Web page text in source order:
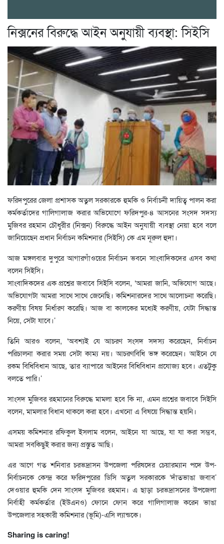
নিক্সনের বিরুদ্ধে আইন অনুযায়ী ব্যবস্থা: সিইসি
ফরিদপুরের জেলা প্রশাসক অতুল সরকারকে হুমকি ও নির্বাচনী দায়িত্ব পালন করা
কর্মকর্তাদের গালিগালাজ করার অভিযোগে ফরিদপুর-৪ আসনের সংসদ সদস্য
মুজিবর রহমান চৌধুরীর (নিক্সন) বিরুদ্ধে আইন অনুযায়ী ব্যবস্থা নেয়া হবে বলে
জানিয়েছেন প্রধান নির্বাচন কমিশনার (সিইসি) কে এম নূরুল হুদা।
আজ মঙ্গলবার দুপুরে আগারগাঁওয়ের নির্বাচন ভবনে সাংবাদিকদের এসব কথা
বলেন সিইসি।
সাংবাদিকদের এক প্রশ্নের জবাবে সিইসি বলেন, ‘আমরা জানি, অভিযোগ আছে।
অভিযোগটা আমরা সাথে সাথে জেনেছি। কমিশনারদের সাথে আলোচনা করেছি।
করণীয় বিষয় নির্ধারণ করেছি। আজ বা কালকের মধ্যেই করণীয়, যেটা সিদ্ধান্ত
নিয়ে, সেটা যাবে।’
তিনি আরও বলেন, ‘অবশ্যই যে আচরণ সংসদ সদস্য করেছেন, নির্বাচন
পরিচালনা করার সময় সেটা কাম্য নয়। আচরণবিধি ভঙ্গ করেছেন। আইনে যে
রকম বিধিবিধান আছে, তার ব্যাপারে আইনের বিধিবিধান প্রযোজ্য হবে। এতটুকু
বলতে পারি।’
সাংসদ মুজিবর রহমানের বিরুদ্ধে মামলা হবে কি না, এমন প্রশ্নের জবাবে সিইসি
বলেন, মামলার বিধান থাকলে করা হবে। এখনো এ বিষয়ে সিদ্ধান্ত হয়নি।
এসময় কমিশনার রফিকুল ইসলাম বলেন, আইনে যা আছে, যা যা করা সম্ভব,
আমরা সবকিছুই করার জন্য প্রস্তুত আছি।
এর আগে গত শনিবার চরভদ্রাসন উপজেলা পরিষদের চেয়ারম্যান পদে উপ-
নির্বাচনকে কেন্দ্র করে ফরিদপুরের ডিসি অতুল সরকারকে ‘দাঁতভাঙা জবাব’
দেওয়ার হুমকি দেন সাংসদ মুজিবর রহমান। এ ছাড়া চরভদ্রাসনের উপজেলা
নির্বাহী কর্মকর্তার (ইউএনও) ফোনে ফোন করে গালিগালাজ করেন ভাঙা
উপজেলার সহকারী কমিশনার (ভূমি)-এসি ল্যান্ডকে।
Sharing is caring!